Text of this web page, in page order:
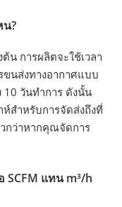
น?
น การผลิตจะใช้เวลา
ขนส่งทางอากาศแบบ
10 วันทำการ ดังนั้น
สำหรับการจัดส่งถึงที่
วกว่าหากคุณจัดการ
SCFM แทน m³/h